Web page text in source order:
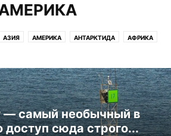
АЗИЯ АМЕРИКА АНТАРКТИДА АФРИКА
— самый необычный в
сюда строго...